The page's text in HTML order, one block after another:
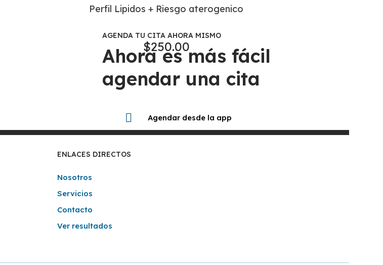
Perfil Lipidos + Riesgo aterogenico
$250.00
AGENDA TU CITA AHORA MISMO
Ahora es más fácil
agendar una cita
Agendar desde la app
ENLACES DIRECTOS
Nosotros
Servicios
Contacto
Ver resultados